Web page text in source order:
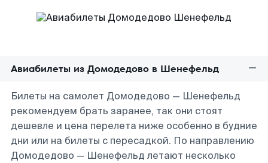
Авиабилеты из Домодедово в Шенефельд
Билеты на самолет Домодедово — Шенефельд
рекомендуем брать заранее, так они стоят
дешевле и цена перелета ниже особенно в будние
дни или на билеты с пересадкой. По направлению
Домодедово — Шенефельд летают несколько